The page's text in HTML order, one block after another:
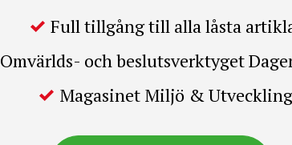
Full tillgång till alla låsta
Omvärlds- och beslutsverktyget
Magasinet Miljö & Utveckling